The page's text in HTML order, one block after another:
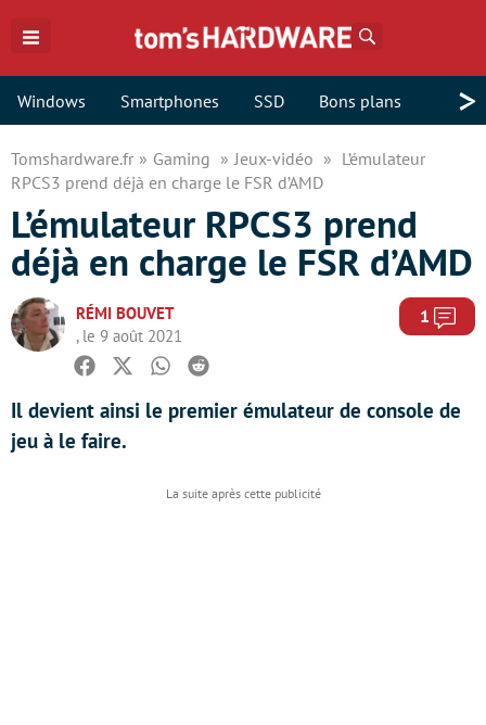
Windows Smartphones SSD Bons plans >
Tomshardware.fr Gaming Jeux-vidéo
L’émulateur
RPCS3 prend déjà en charge le FSR d’AMD
L’émulateur RPCS3 prend
déjà en charge le FSR d’AMD
RÉMI BOUVET
, le 9 août 2021
1
Facebook
TwitterWhatsapp
Reddit
Il devient ainsi le premier émulateur de console de
jeu à le faire.